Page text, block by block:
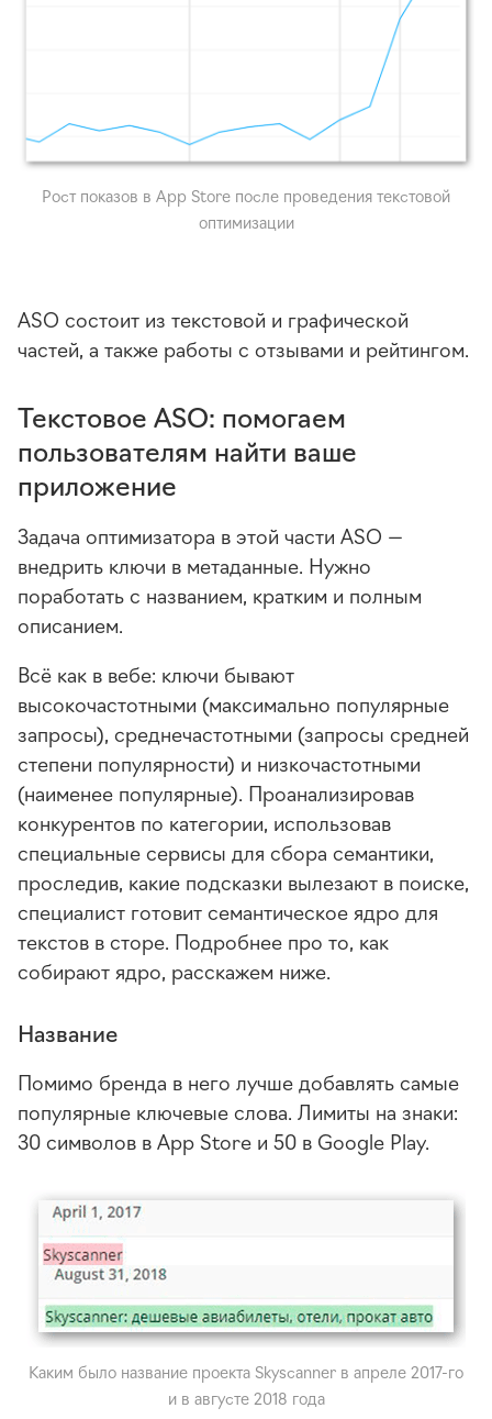
Рост показов в App Store после проведения текстовой
оптимизации
ASO состоит из текстовой и графической
частей, а также работы с отзывами и рейтингом.
Текстовое ASO: помогаем
пользователям найти ваше
приложение
Задача оптимизатора в этой части ASO —
внедрить ключи в метаданные. Нужно
поработать с названием, кратким и полным
описанием.
Всё как в вебе: ключи бывают
высокочастотными (максимально популярные
запросы), среднечастотными (запросы средней
степени популярности) и низкочастотными
(наименее популярные). Проанализировав
конкурентов по категории, использовав
специальные сервисы для сбора семантики,
проследив, какие подсказки вылезают в поиске,
специалист готовит семантическое ядро для
текстов в сторе. Подробнее про то, как
собирают ядро, расскажем ниже.
Название
Помимо бренда в него лучше добавлять самые
популярные ключевые слова. Лимиты на знаки:
30 символов в App Store и 50 в Google Play.
Каким было название проекта Skyscanner в апреле2017-го
и в августе 2018 года